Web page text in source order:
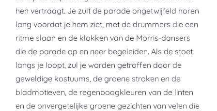
hen vertraagt. Je zult de parade ongetwijfeld horen
lang voordat je hem ziet, met de drummers die een
ritme slaan en de klokken van de Morris-dansers
die de parade op en neer begeleiden. Als de stoet
langs je loopt, zul je worden getroffen door de
geweldige kostuums, de groene stroken en de
bladmotieven, de regenboogkleuren van de linten
en de onvergetelijke groene gezichten van velen die